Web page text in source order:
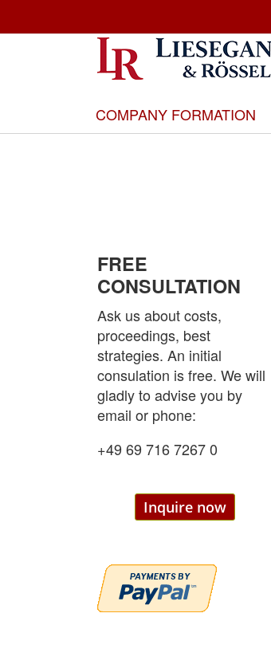
to
Content
COMPANY FORMATION
FREE
CONSULTATION
Ask us about costs,
proceedings, best
strategies. An initial
consulation is free. We will
gladly to advise you by
email or phone:
+49 69 716 7267 0
Inquire now